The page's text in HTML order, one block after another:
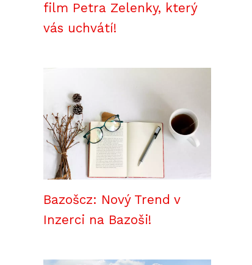
film Petra Zelenky, který
vás uchvátí!
Bazošcz: Nový Trend v
Inzerci na Bazoši!